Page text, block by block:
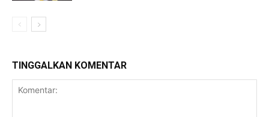
TINGGALKAN KOMENTAR